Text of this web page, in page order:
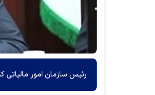
رئیس سازمان امور مالیاتی کشور